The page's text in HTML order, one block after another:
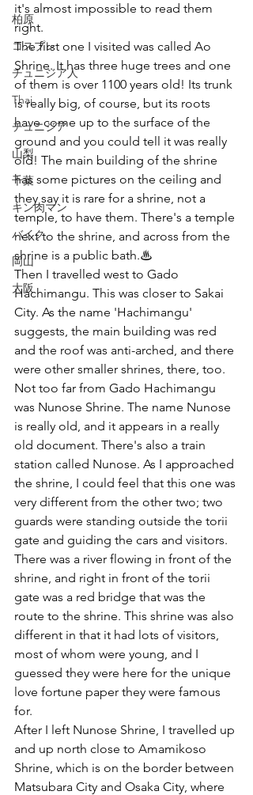
柏原
コスプレ
チュニジア人
Thai
チュニジア
山梨
千葉
キン肉マン
バイク
岡山
大阪
it's almost impossible to read them
right.
The first one I visited was called Ao
Shrine. It has three huge trees and one
of them is over 1100 years old! Its trunk
is really big, of course, but its roots
have come up to the surface of the
ground and you could tell it was really
old! The main building of the shrine
has some pictures on the ceiling and
they say it is rare for a shrine, not a
temple, to have them. There's a temple
next to the shrine, and across from the
shrine is a public bath.♨
Then I travelled west to Gado
Hachimangu. This was closer to Sakai
City. As the name 'Hachimangu'
suggests, the main building was red
and the roof was anti-arched, and there
were other smaller shrines, there, too.
Not too far from Gado Hachimangu
was Nunose Shrine. The name Nunose
is really old, and it appears in a really
old document. There's also a train
station called Nunose. As I approached
the shrine, I could feel that this one was
very different from the other two; two
guards were standing outside the torii
gate and guiding the cars and visitors.
There was a river flowing in front of the
shrine, and right in front of the torii
gate was a red bridge that was the
route to the shrine. This shrine was also
different in that it had lots of visitors,
most of whom were young, and I
guessed they were here for the unique
love fortune paper they were famous
for.
After I left Nunose Shrine, I travelled up
and up north close to Amamikoso
Shrine, which is on the border between
Matsubara City and Osaka City, where